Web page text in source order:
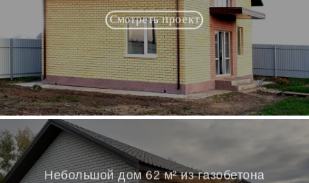
Небольшой дом 62 м² из газобетона